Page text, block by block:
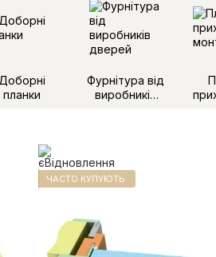
Доборні
планки
Фурнітура від
виробників
ЧАСТО КУПУЮТЬ